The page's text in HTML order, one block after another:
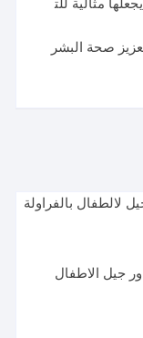
صحة البشر
و شاور جيل الاطفال